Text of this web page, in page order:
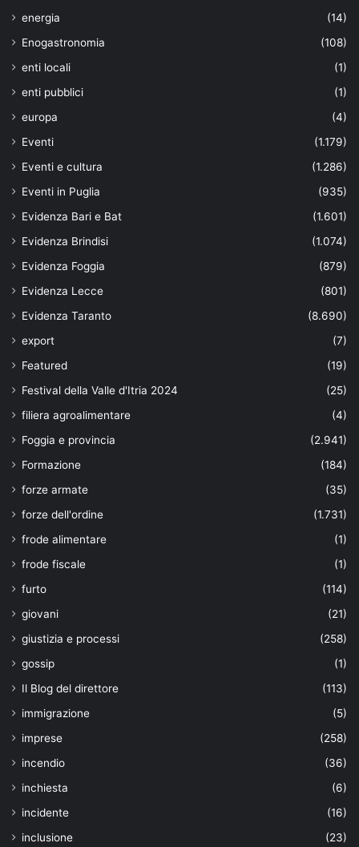
energia
(14)
Enogastronomia
(108)
enti locali
(1)
enti pubblici
(1)
europa
(4)
Eventi
(1.179)
Eventi e cultura
(1.286)
Eventi in Puglia
(935)
Evidenza Bari e Bat
(1.601)
Evidenza Brindisi
(1.074)
Evidenza Foggia
(879)
Evidenza Lecce
(801)
Evidenza Taranto
(8.690)
export
(7)
Featured
(19)
Festival della Valle d'Itria 2024
(25)
filiera agroalimentare
(4)
Foggia e provincia
(2.941)
Formazione
(184)
forze armate
(35)
forze dell'ordine
(1.731)
frode alimentare
(1)
frode fiscale
(1)
furto
(114)
giovani
(21)
giustizia e processi
(258)
gossip
(1)
Il Blog del direttore
(113)
immigrazione
(5)
imprese
(258)
incendio
(36)
inchiesta
(6)
incidente
(16)
inclusione
(23)